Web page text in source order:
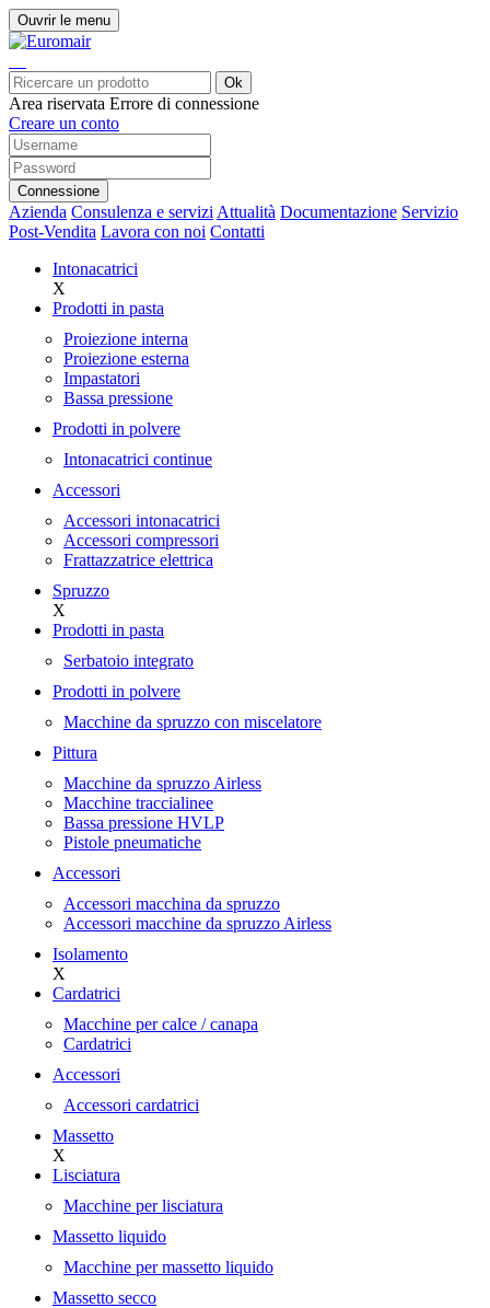
Ouvrir le menu
Ok
Area riservata Errore di connessione
Creare un conto
Connessione
Azienda Consulenza e servizi Attualità Documentazione Servizio
Post-Vendita Lavora con noi Contatti
Intonacatrici
X
Prodotti in pasta
Proiezione interna
Proiezione esterna
Impastatori
Bassa pressione
Prodotti in polvere
Intonacatrici continue
Accessori
Accessori intonacatrici
Accessori compressori
Frattazzatrice elettrica
Spruzzo
X
Prodotti in pasta
Serbatoio integrato
Prodotti in polvere
Macchine da spruzzo con miscelatore
Pittura
Macchine da spruzzo Airless
Macchine traccialinee
Bassa pressione HVLP
Pistole pneumatiche
Accessori
Accessori macchina da spruzzo
Accessori macchine da spruzzo Airless
Isolamento
X
Cardatrici
Macchine per calce / canapa
Cardatrici
Accessori
Accessori cardatrici
Massetto
X
Lisciatura
Macchine per lisciatura
Massetto liquido
Macchine per massetto liquido
Massetto secco